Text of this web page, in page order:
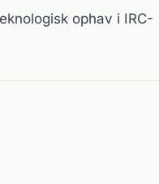
ophav i IRC-